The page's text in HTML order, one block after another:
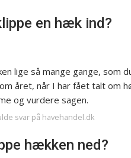
en hæk ind?
lige så mange gange, som
året, når I har fået talt om
og vurdere sagen.
svar på havehandel.dk
hækken ned?